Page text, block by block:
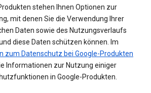
stehen Ihnen Optionen zur
mit denen Sie die Verwendung Ihrer
Daten sowie des Nutzungsverlaufs
diese Daten schützen können. Im
zum Datenschutz bei Google-Produkten
Informationen zur Nutzung einiger
in Google-Produkten.